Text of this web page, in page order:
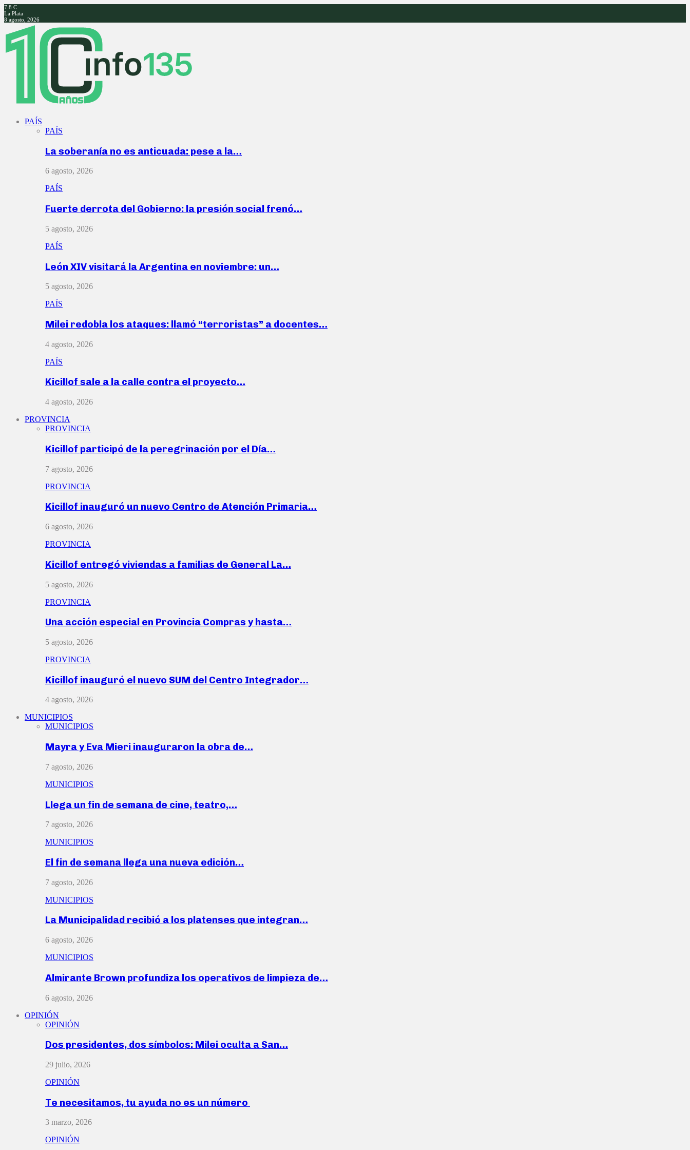
7.8 C
La Plata
8 agosto, 2026
Facebook
Twitter
Instagram
Youtube
PAÍS
PAÍS
La soberanía no es anticuada: pese a la…
6 agosto, 2026
PAÍS
Fuerte derrota del Gobierno: la presión social frenó…
5 agosto, 2026
PAÍS
León XIV visitará la Argentina en noviembre: un…
5 agosto, 2026
PAÍS
Milei redobla los ataques: llamó “terroristas” a docentes…
4 agosto, 2026
PAÍS
Kicillof sale a la calle contra el proyecto…
4 agosto, 2026
PROVINCIA
PROVINCIA
Kicillof participó de la peregrinación por el Día…
7 agosto, 2026
PROVINCIA
Kicillof inauguró un nuevo Centro de Atención Primaria…
6 agosto, 2026
PROVINCIA
Kicillof entregó viviendas a familias de General La…
5 agosto, 2026
PROVINCIA
Una acción especial en Provincia Compras y hasta…
5 agosto, 2026
PROVINCIA
Kicillof inauguró el nuevo SUM del Centro Integrador…
4 agosto, 2026
MUNICIPIOS
MUNICIPIOS
Mayra y Eva Mieri inauguraron la obra de…
7 agosto, 2026
MUNICIPIOS
Llega un fin de semana de cine, teatro,…
7 agosto, 2026
MUNICIPIOS
El fin de semana llega una nueva edición…
7 agosto, 2026
MUNICIPIOS
La Municipalidad recibió a los platenses que integran…
6 agosto, 2026
MUNICIPIOS
Almirante Brown profundiza los operativos de limpieza de…
6 agosto, 2026
OPINIÓN
OPINIÓN
Dos presidentes, dos símbolos: Milei oculta a San…
29 julio, 2026
OPINIÓN
Te necesitamos, tu ayuda no es un número
3 marzo, 2026
OPINIÓN